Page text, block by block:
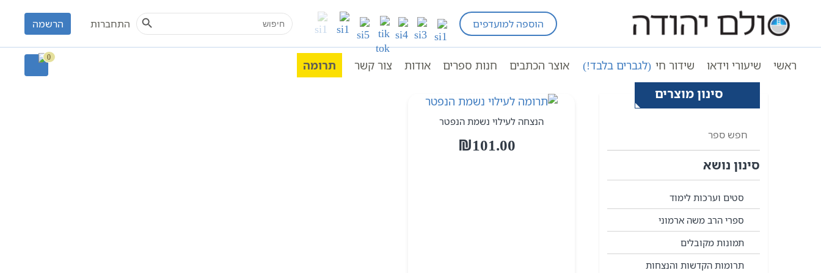
הוספה למועדפים Search
for:
Search Button
התחברות הרשמה
ראשי שיעורי וידאו שידור חי (לגברים בלבד!) אוצר הכתבים חנות ספרים אודות צור קשר תרומה
0
עמוד ראשי לעילוי נשמת נוסח
סינון מוצרים
סינון נושא
סטים וערכות לימוד
ספרי הרב משה ארמוני
תמונות מקובלים
תרומות הקדשות והנצחות
הנצחה לעילוי נשמת הנפטר
₪101.00